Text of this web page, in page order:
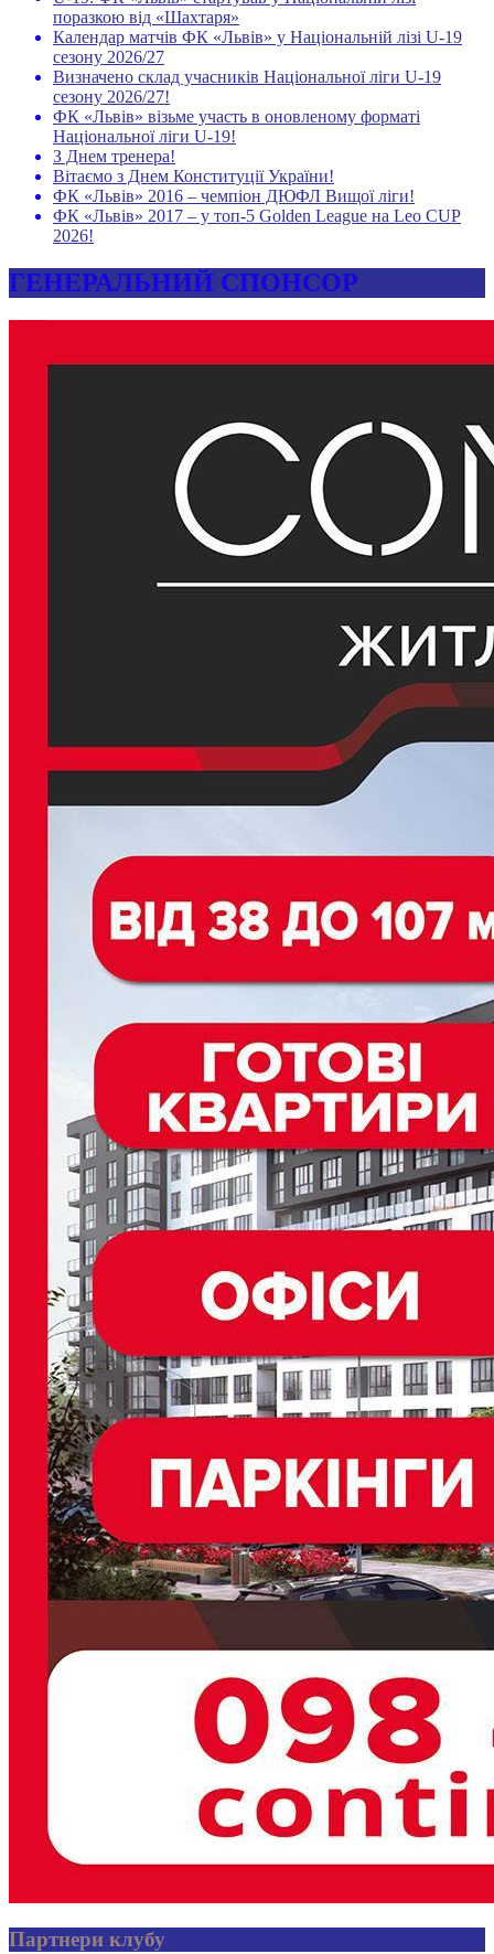
поразкою від «Шахтаря»
Календар матчів ФК «Львів» у Національній лізі U-19
сезону 2026/27
Визначено склад учасників Національної ліги U-19
сезону 2026/27!
ФК «Львів» візьме участь в оновленому форматі
Національної ліги U-19!
З Днем тренера!
Вітаємо з Днем Конституції України!
ФК «Львів» 2016 – чемпіон ДЮФЛ Вищої ліги!
ФК «Львів» 2017 – у топ-5 Golden League на Leo CUP
2026!
ГЕНЕРАЛЬНИЙ СПОНСОР
Партнери клубу